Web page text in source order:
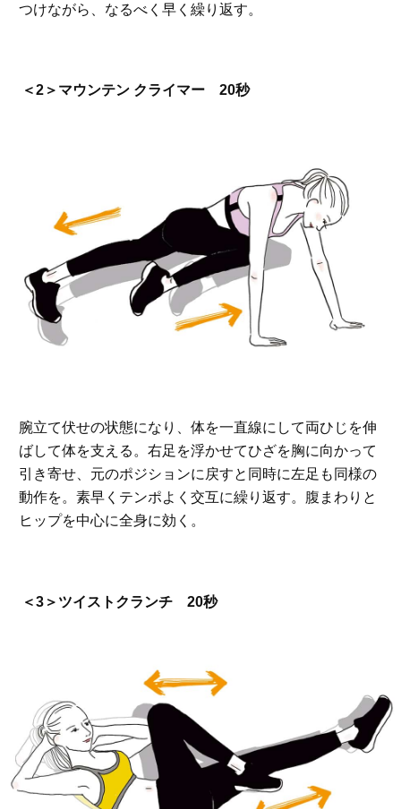
つけながら、なるべく早く繰り返す。
＜2＞マウンテン クライマー 20秒
腕立て伏せの状態になり、体を一直線にして両ひじを伸
ばして体を支える。右足を浮かせてひざを胸に向かって
引き寄せ、元のポジションに戻すと同時に左足も同様の
動作を。素早くテンポよく交互に繰り返す。腹まわりと
ヒップを中心に全身に効く。
＜3＞ツイストクランチ 20秒